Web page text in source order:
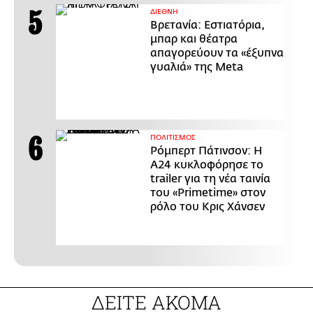
ΔΙΕΘΝΗ
Βρετανία: Εστιατόρια,
μπαρ και θέατρα
απαγορεύουν τα «έξυπνα
γυαλιά» της Meta
ΠΟΛΙΤΙΣΜΟΣ
Ρόμπερτ Πάτινσον: Η
Α24 κυκλοφόρησε το
trailer για τη νέα ταινία
του «Primetime» στον
ρόλο του Κρις Χάνσεν
ΔΕΙΤΕ ΑΚΟΜΑ